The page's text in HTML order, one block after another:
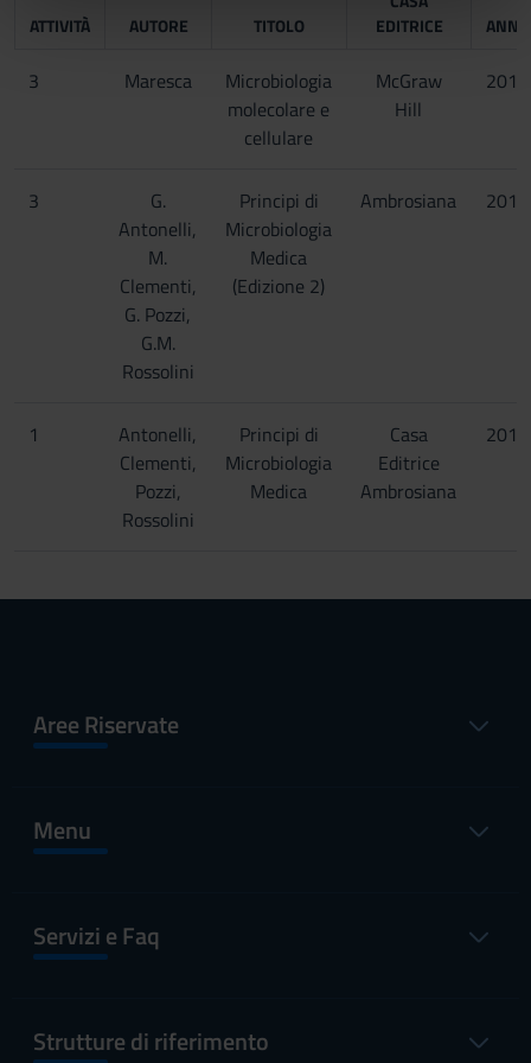
nostri partner che si occupano di analisi dei dati web,
raccolto dal tuo utilizzo dei loro servizi.
ATTIVITÀ AUTORE TITOLO
EDITRICE
ANNO
3 Maresca
Microbiologia
molecolare e
cellulare
McGraw
Hill
2013
3
G.
Antonelli,
M.
Clementi,
G. Pozzi,
G.M.
Rossolini
Principi di
Microbiologia
Medica
(Edizione 2)
Ambrosiana 2012
1
Antonelli,
Clementi,
Pozzi,
Rossolini
Principi di
Microbiologia
Medica
Casa
Editrice
Ambrosiana
2017
Aree Riservate
Menu
Servizi e Faq
Strutture di riferimento